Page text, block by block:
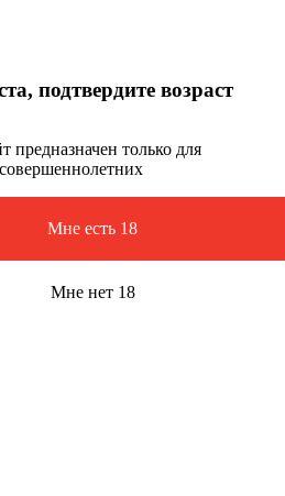
подтвердите возраст
предназначен только для
совершеннолетних
Мне есть 18
Мне нет 18